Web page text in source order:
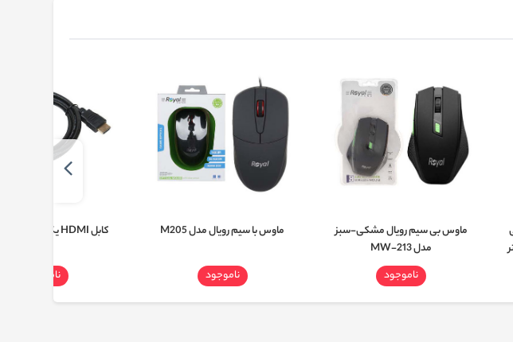
ماوس بی سیم رویال مشکی-سبز
مدل MW-213
ناموجود
ماوس با سیم رویال مدل M205
ناموجود
کابل HDMI یک و نیم متری PVC
ناموجود